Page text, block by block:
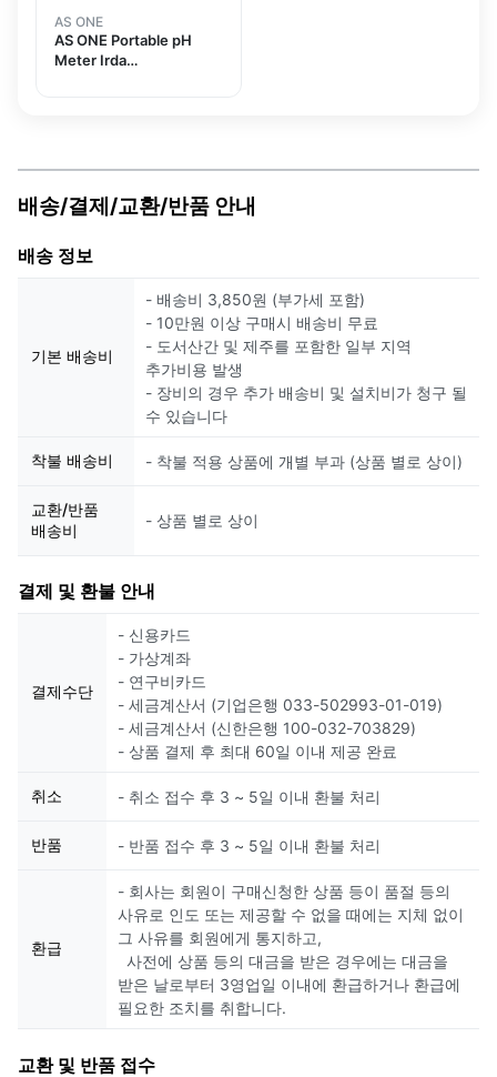
AS ONE
AS ONE Portable pH
Meter Irda
배송/결제/교환/반품 안내
배송 정보
기본 배송비
- 배송비 3,850원 (부가세 포함)
- 10만원 이상 구매시 배송비 무료
- 도서산간 및 제주를 포함한 일부 지역
추가비용 발생
- 장비의 경우 추가 배송비 및 설치비가 청구 될
수 있습니다
착불 배송비 - 착불 적용 상품에 개별 부과 (상품 별로 상이)
교환/반품
배송비
- 상품 별로 상이
결제 및 환불 안내
결제수단
- 신용카드
- 가상계좌
- 연구비카드
- 세금계산서 (기업은행 033-502993-01-019)
- 세금계산서 (신한은행 100-032-703829)
- 상품 결제 후 최대 60일 이내 제공 완료
취소 - 취소 접수 후 3 ~ 5일 이내 환불 처리
반품 - 반품 접수 후 3 ~ 5일 이내 환불 처리
환급
- 회사는 회원이 구매신청한 상품 등이 품절 등의
사유로 인도 또는 제공할 수 없을 때에는 지체 없이
그 사유를 회원에게 통지하고,
사전에 상품 등의 대금을 받은 경우에는 대금을
받은 날로부터 3영업일 이내에 환급하거나 환급에
필요한 조치를 취합니다.
교환 및 반품 접수